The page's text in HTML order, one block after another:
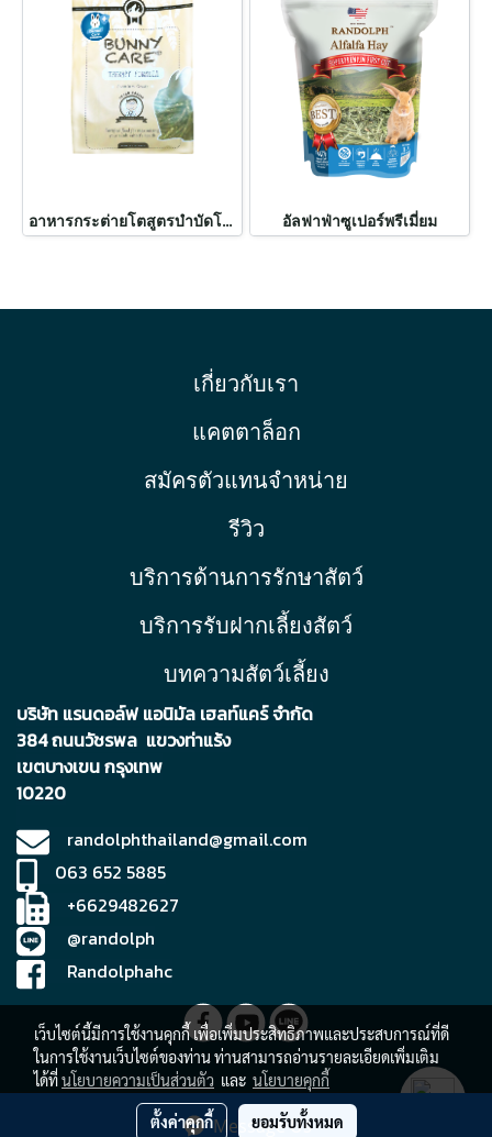
Message Us
อาหารกระต่ายโตสูตรบำบัดโรค สูตรเดนทัลแคร์ อัลฟาฟ่าซูเปอร์พรีเมี่ยม
เกี่ยวกับเรา
แคตตาล็อก
สมัครตัวแทนจำหน่าย
รีวิว
บริการด้านการรักษาสัตว์
บริการรับฝากเลี้ยงสัตว์
บทความสัตว์เลี้ยง
บริษัท แรนดอล์ฟ แอนิมัล เฮลท์แคร์ จำกัด
384 ถนนวัชรพล แขวงท่าแร้ง
เขตบางเขน กรุงเทพ
10220
randolphthailand@gmail.com
063 652 5885
+6629482627
@randolph
Randolphahc
Deverlop by randolpahc team
เว็บไซต์นี้มีการใช้งานคุกกี้ เพื่อเพิ่มประสิทธิภาพและประสบการณ์ที่ดี
ในการใช้งานเว็บไซต์ของท่าน ท่านสามารถอ่านรายละเอียดเพิ่มเติม
ได้ที่นโยบายความเป็นส่วนตัว และ นโยบายคุกกี้
ตั้งค่าคุกกี้ ยอมรับทั้งหมด